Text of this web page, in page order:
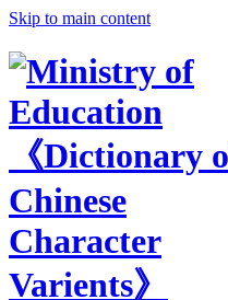
Skip to main content